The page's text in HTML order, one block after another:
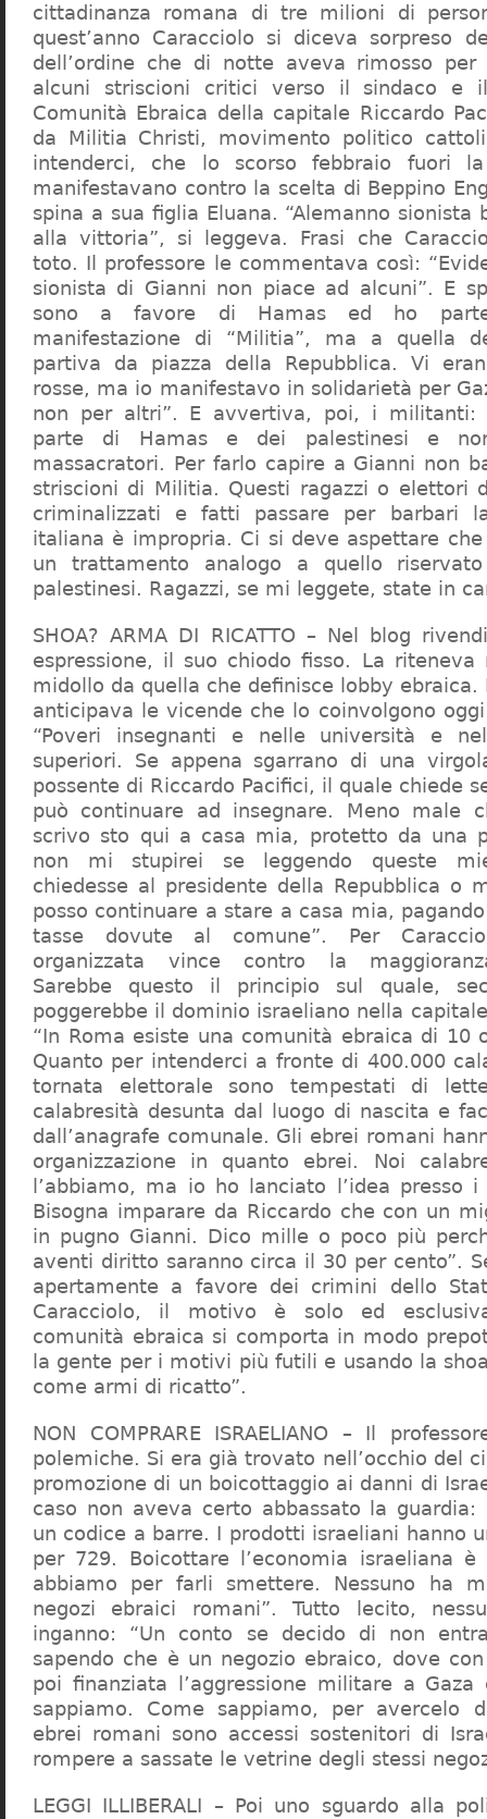
cittadinanza romana di tre milioni di
quest’anno Caracciolo si diceva sorpreso
dell’ordine che di notte aveva rimosso
alcuni striscioni critici verso il sindaco e
Comunità Ebraica della capitale Riccardo
da Militia Christi, movimento politico
intenderci, che lo scorso febbraio fuori
manifestavano contro la scelta di Beppino
spina a sua figlia Eluana. “Alemanno sionista
alla vittoria”, si leggeva. Frasi che
toto. Il professore le commentava così:
sionista di Gianni non piace ad alcuni”. E
sono a favore di Hamas ed ho
manifestazione di “Militia”, ma a quella
partiva da piazza della Repubblica. Vi
rosse, ma io manifestavo in solidarietà per
non per altri”. E avvertiva, poi, i militanti:
parte di Hamas e dei palestinesi e
massacratori. Per farlo capire a Gianni non
striscioni di Militia. Questi ragazzi o elettori
criminalizzati e fatti passare per barbari
italiana è impropria. Ci si deve aspettare
un trattamento analogo a quello
palestinesi. Ragazzi, se mi leggete, state in
SHOA? ARMA DI RICATTO – Nel blog
espressione, il suo chiodo fisso. La
midollo da quella che definisce lobby ebraica.
anticipava le vicende che lo coinvolgono
“Poveri insegnanti e nelle università e
superiori. Se appena sgarrano di una
possente di Riccardo Pacifici, il quale chiede
può continuare ad insegnare. Meno male
scrivo sto qui a casa mia, protetto da una
non mi stupirei se leggendo queste
chiedesse al presidente della Repubblica o
posso continuare a stare a casa mia,
tasse dovute al comune”. Per
organizzata vince contro la
Sarebbe questo il principio sul quale,
poggerebbe il dominio israeliano nella
“In Roma esiste una comunità ebraica di 10
Quanto per intenderci a fronte di 400.000
tornata elettorale sono tempestati di
calabresità desunta dal luogo di nascita e
dall’anagrafe comunale. Gli ebrei romani
organizzazione in quanto ebrei. Noi
l’abbiamo, ma io ho lanciato l’idea presso
Bisogna imparare da Riccardo che con un
in pugno Gianni. Dico mille o poco più
aventi diritto saranno circa il 30 per cento”.
apertamente a favore dei crimini dello
Caracciolo, il motivo è solo ed
comunità ebraica si comporta in modo
la gente per i motivi più futili e usando la
come armi di ricatto”.
NON COMPRARE ISRAELIANO – Il
polemiche. Si era già trovato nell’occhio del
promozione di un boicottaggio ai danni di
caso non aveva certo abbassato la guardia:
un codice a barre. I prodotti israeliani hanno
per 729. Boicottare l’economia israeliana è
abbiamo per farli smettere. Nessuno ha
negozi ebraici romani”. Tutto lecito,
inganno: “Un conto se decido di non
sapendo che è un negozio ebraico, dove
poi finanziata l’aggressione militare a
sappiamo. Come sappiamo, per avercelo
ebrei romani sono accessi sostenitori di
rompere a sassate le vetrine degli stessi
LEGGI ILLIBERALI – Poi uno sguardo alla